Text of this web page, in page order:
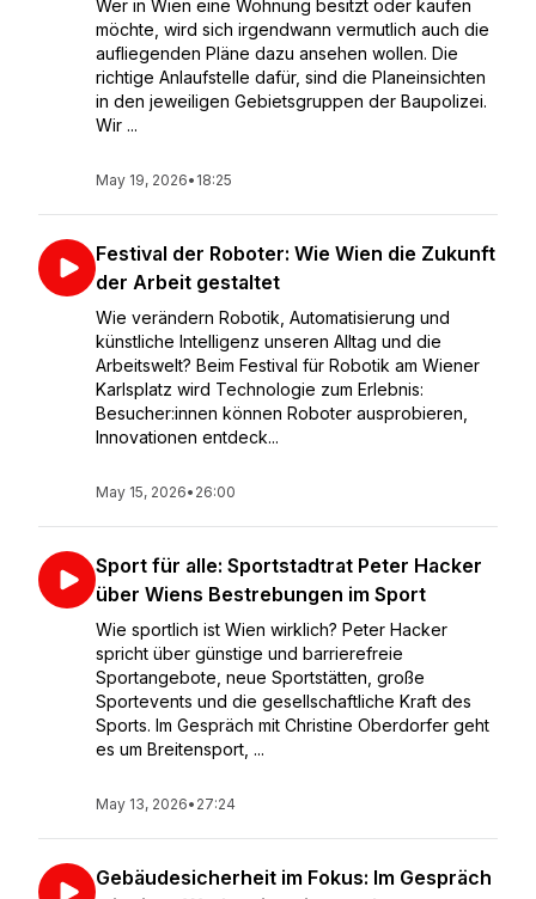
Wer in Wien eine Wohnung besitzt oder kaufen
möchte, wird sich irgendwann vermutlich auch die
aufliegenden Pläne dazu ansehen wollen. Die
richtige Anlaufstelle dafür, sind die Planeinsichten
in den jeweiligen Gebietsgruppen der Baupolizei.
Wir ...
May 19, 2026• 18:25
Festival der Roboter: Wie Wien die Zukunft
der Arbeit gestaltet
Wie verändern Robotik, Automatisierung und
künstliche Intelligenz unseren Alltag und die
Arbeitswelt? Beim Festival für Robotik am Wiener
Karlsplatz wird Technologie zum Erlebnis:
Besucher:innen können Roboter ausprobieren,
Innovationen entdeck...
May 15, 2026• 26:00
Sport für alle: Sportstadtrat Peter Hacker
über Wiens Bestrebungen im Sport
Wie sportlich ist Wien wirklich? Peter Hacker
spricht über günstige und barrierefreie
Sportangebote, neue Sportstätten, große
Sportevents und die gesellschaftliche Kraft des
Sports. Im Gespräch mit Christine Oberdorfer geht
es um Breitensport, ...
May 13, 2026• 27:24
Gebäudesicherheit im Fokus: Im Gespräch